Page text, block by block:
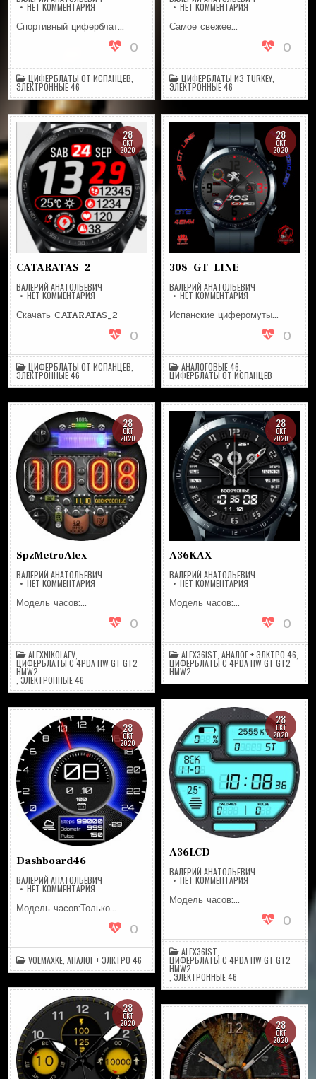
НЕТ КОММЕНТАРИЯНА
Спортивный циферблат…
0
ЦИФЕРБЛАТЫ ОТ ИСПАНЦЕВ
ЭЛЕКТРОННЫЕ 46
НЕТ КОММЕНТАРИЯНА
Самое свежее…
0
ЦИФЕРБЛАТЫ ИЗ TURKEY
ЭЛЕКТРОННЫЕ 46
28
ОКТ
2020
CATARATAS_2
ВАЛЕРИЙ АНАТОЛЬЕВИЧ
НЕТ КОММЕНТАРИЯНА
Скачать CATARATAS_2
0
ЦИФЕРБЛАТЫ ОТ ИСПАНЦЕВ
ЭЛЕКТРОННЫЕ 46
28
ОКТ
2020
308_GT_LINE
ВАЛЕРИЙ АНАТОЛЬЕВИЧ
НЕТ КОММЕНТАРИЯНА
Испанские циферомуты…
0
АНАЛОГОВЫЕ 46
ЦИФЕРБЛАТЫ ОТ ИСПАНЦЕВ
28
ОКТ
2020
SpzMetroAlex
ВАЛЕРИЙ АНАТОЛЬЕВИЧ
НЕТ КОММЕНТАРИЯНА
Модель часов:…
0
ALEXNIKOLAEV
ЦИФЕРБЛАТЫ С 4PDA HW GT GT2
HMW2
,ЭЛЕКТРОННЫЕ 46
28
ОКТ
2020
A36KAX
ВАЛЕРИЙ АНАТОЛЬЕВИЧ
НЕТ КОММЕНТАРИЯНА
Модель часов:…
0
ALEX36IST ,АНАЛОГ + ЭЛКТРО 46
ЦИФЕРБЛАТЫ С 4PDA HW GT GT2
HMW2
28
ОКТ
2020
A36LCD
ВАЛЕРИЙ АНАТОЛЬЕВИЧ
НЕТ КОММЕНТАРИЯНА
Модель часов:…
0
ALEX36IST
ЦИФЕРБЛАТЫ С 4PDA HW GT GT2
HMW2
,ЭЛЕКТРОННЫЕ 46
28
ОКТ
2020
Dashboard46
ВАЛЕРИЙ АНАТОЛЬЕВИЧ
НЕТ КОММЕНТАРИЯНА
Модель часов:Только…
0
VOLMAXKE ,АНАЛОГ + ЭЛКТРО 46
28
ОКТ
2020 28
ОКТ
2020